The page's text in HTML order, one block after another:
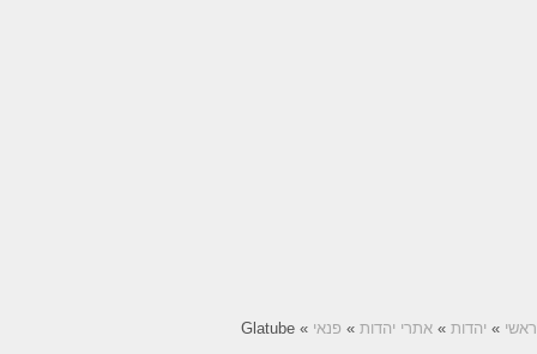
ראשי » יהדות » אתרי יהדות » פנאי » Glatube